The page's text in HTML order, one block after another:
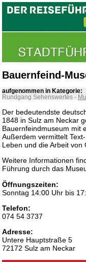
Bauernfeind-
aufgenommen in Kategorie:
Rundgang Sehenswertes -
Der bedeutendste
1848 in Sulz am Neckar
Bauernfeindmuseum mit
Außerdem vermittelt
Leben und die Arbeit von
Weitere Informationen
Führung durch das
Öffnungszeiten:
Sonntag 14:00 Uhr bis
Telefon:
074 54 3737
Adresse:
Untere Hauptstraße 5
72172 Sulz am Neckar